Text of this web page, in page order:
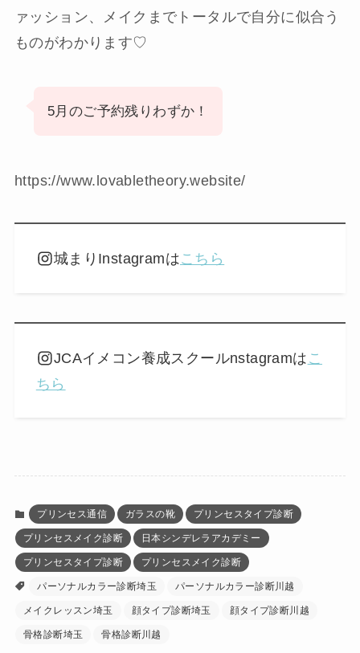
ァッション、メイクまでトータルで自分に似合う
ものがわかります♡
5月のご予約残りわずか！
https://www.lovabletheory.website/
城まりInstagramはこちら
JCAイメコン養成スクールnstagramは こ
ちら
プリンセス通信 ガラスの靴 プリンセスタイプ診断
プリンセスメイク診断 日本シンデレラアカデミー
プリンセスタイプ診断 プリンセスメイク診断
パーソナルカラー診断埼玉 パーソナルカラー診断川越
メイクレッスン埼玉 顔タイプ診断埼玉 顔タイプ診断川越
骨格診断埼玉 骨格診断川越